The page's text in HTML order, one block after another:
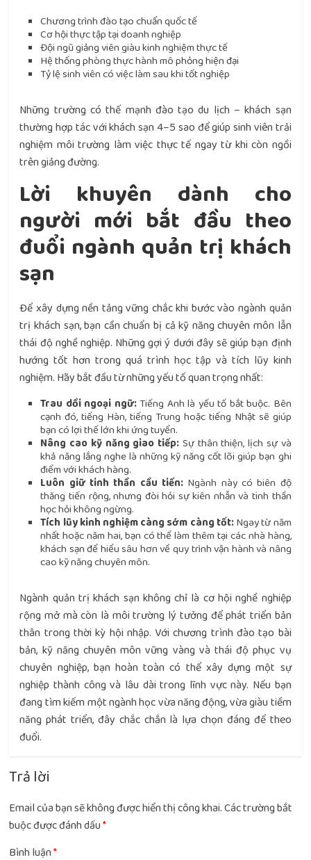
Chương trình đào tạo chuẩn quốc tế
Cơ hội thực tập tại doanh nghiệp
Đội ngũ giảng viên giàu kinh nghiệm thực tế
Hệ thống phòng thực hành mô phỏng hiện đại
Tỷ lệ sinh viên có việc làm sau khi tốt nghiệp
Những trường có thế mạnh đào tạo du lịch – khách sạn
thường hợp tác với khách sạn 4–5 sao để giúp sinh viên trải
nghiệm môi trường làm việc thực tế ngay từ khi còn ngồi
trên giảng đường.
Lời khuyên dành cho
người mới bắt đầu theo
đuổi ngành quản trị khách
sạn
Để xây dựng nền tảng vững chắc khi bước vào ngành quản
trị khách sạn, bạn cần chuẩn bị cả kỹ năng chuyên môn lẫn
thái độ nghề nghiệp. Những gợi ý dưới đây sẽ giúp bạn định
hướng tốt hơn trong quá trình học tập và tích lũy kinh
nghiệm. Hãy bắt đầu từ những yếu tố quan trọng nhất:
Trau dồi ngoại ngữ: Tiếng Anh là yếu tố bắt buộc. Bên
cạnh đó, tiếng Hàn, tiếng Trung hoặc tiếng Nhật sẽ giúp
bạn có lợi thế lớn khi ứng tuyển.
Nâng cao kỹ năng giao tiếp: Sự thân thiện, lịch sự và
khả năng lắng nghe là những kỹ năng cốt lõi giúp bạn ghi
điểm với khách hàng.
Luôn giữ tinh thần cầu tiến: Ngành này có biên độ
thăng tiến rộng, nhưng đòi hỏi sự kiên nhẫn và tinh thần
học hỏi không ngừng.
Tích lũy kinh nghiệm càng sớm càng tốt:Ngay từ năm
nhất hoặc năm hai, bạn có thể làm thêm tại các nhà hàng,
khách sạn để hiểu sâu hơn về quy trình vận hành và nâng
cao kỹ năng chuyên môn.
Ngành quản trị khách sạn không chỉ là cơ hội nghề nghiệp
rộng mở mà còn là môi trường lý tưởng để phát triển bản
thân trong thời kỳ hội nhập. Với chương trình đào tạo bài
bản, kỹ năng chuyên môn vững vàng và thái độ phục vụ
chuyên nghiệp, bạn hoàn toàn có thể xây dựng một sự
nghiệp thành công và lâu dài trong lĩnh vực này. Nếu bạn
đang tìm kiếm một ngành học vừa năng động, vừa giàu tiềm
năng phát triển, đây chắc chắn là lựa chọn đáng để theo
đuổi.
Trả lời
Email của bạn sẽ không được hiển thị công khai.Các trường bắt
buộc được đánh dấu*
Bình luận*